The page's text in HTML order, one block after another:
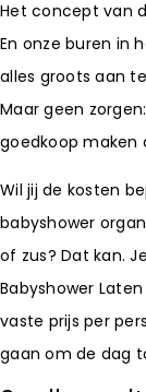
Het concept van
En onze buren in
alles groots aan
Maar geen
goedkoop maken
Wil jij de kosten
babyshower
of zus? Dat kan.
Babyshower
vaste prijs per
gaan om de dag